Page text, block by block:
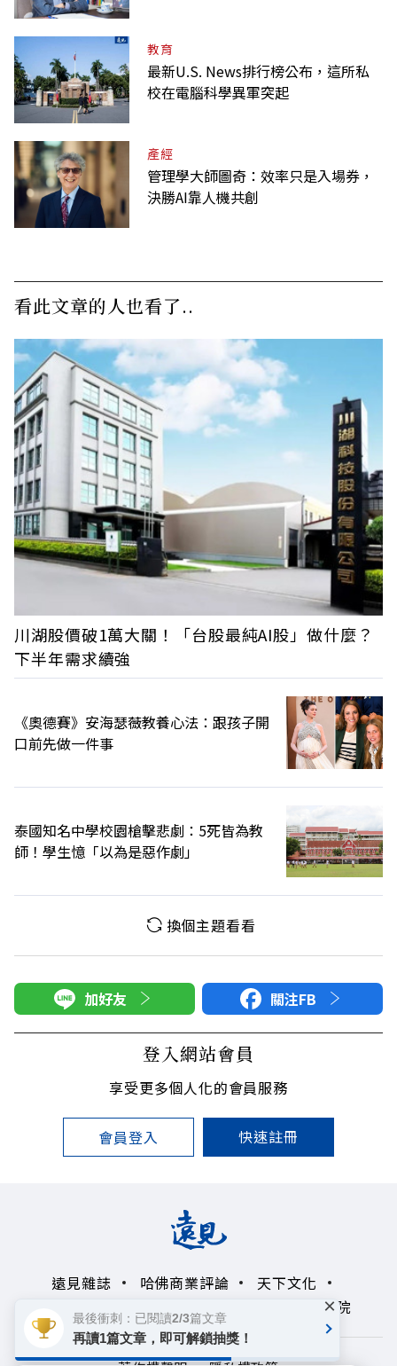
教育
最新U.S. News排行榜公布，這所私
校在電腦科學異軍突起
產經
管理學大師圖奇：效率只是入場券，
決勝AI靠人機共創
看此文章的人也看了..
川湖股價破1萬大關！「台股最純AI股」做什麼？
下半年需求續強
《奧德賽》安海瑟薇教養心法：跟孩子開
口前先做一件事
泰國知名中學校園槍擊悲劇：5死皆為教
師！學生憶「以為是惡作劇」
換個主題看看
加好友 關注FB
登入網站會員
享受更多個人化的會員服務
會員登入 快速註冊
遠見雜誌 哈佛商業評論
天下文化
未來親子學習平台
領導影響力學院
最後衝刺：已閱讀2/3篇文章
再讀1篇文章，即可解鎖抽獎！
×